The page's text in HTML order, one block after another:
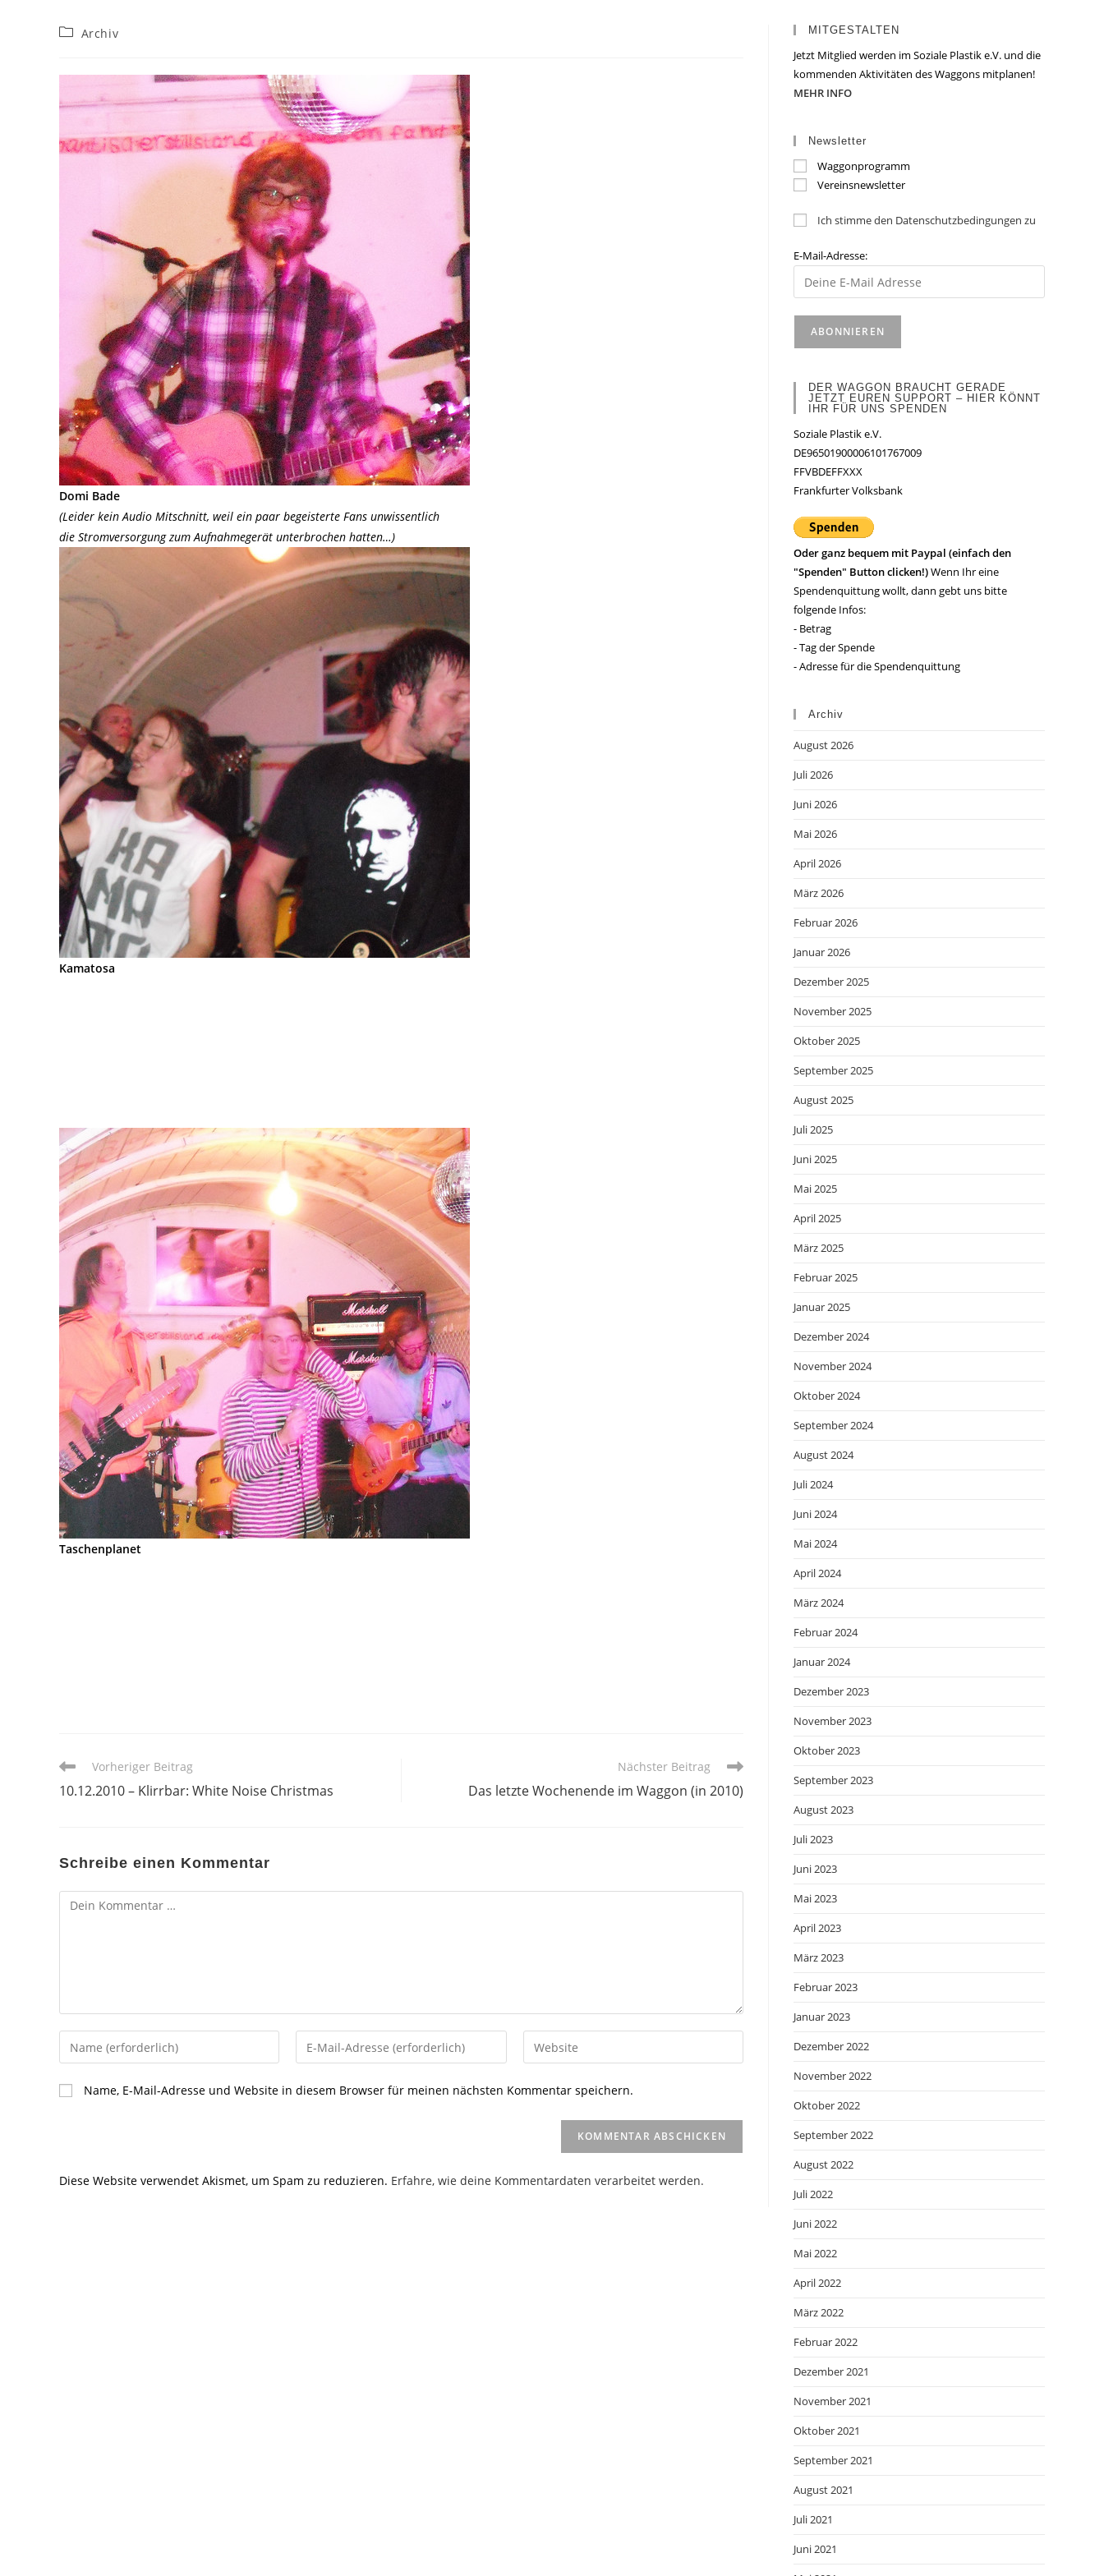
Beitrags-
Archiv
Domi Bade
(Leider kein Audio Mitschnitt, weil ein paar begeisterte Fans unwissentlich
die Stromversorgung zum Aufnahmegerät unterbrochen hatten…)
Kamatosa
Taschenplanet
Weitere
ansehen
Vorheriger Beitrag
10.12.2010 – Klirrbar: White Noise Christmas
Nächster Beitrag
Das letzte Wochenende im Waggon (in 2010)
Schreibe einen Kommentar
Kommentar
Gib
deinen
Namen
oder
ein
Gib
deine
ein
Gib
deine
Name, E-Mail-Adresse und Website in diesem Browser für meinen nächsten Kommentar speichern.
Diese Website verwendet Akismet, um Spam zu reduzieren. Erfahre, wie deine Kommentardaten verarbeitet werden.
MITGESTALTEN
Jetzt Mitglied werden im Soziale Plastik e.V. und die
kommenden Aktivitäten des Waggons mitplanen!
MEHR INFO
Newsletter
Waggonprogramm
Vereinsnewsletter
Ich stimme den Datenschutzbedingungen zu
E-Mail-Adresse:
DER WAGGON BRAUCHT GERADE
JETZT EUREN SUPPORT – HIER KÖNNT
IHR FÜR UNS SPENDEN
Soziale Plastik e.V.
DE96501900006101767009
FFVBDEFFXXX
Frankfurter Volksbank
Oder ganz bequem mit Paypal (einfach den
"Spenden" Button clicken!)Wenn Ihr eine
Spendenquittung wollt, dann gebt uns bitte
folgende Infos:
- Betrag
- Tag der Spende
- Adresse für die Spendenquittung
Archiv
August 2026
Juli 2026
Juni 2026
Mai 2026
April 2026
März 2026
Februar 2026
Januar 2026
Dezember 2025
November 2025
Oktober 2025
September 2025
August 2025
Juli 2025
Juni 2025
Mai 2025
April 2025
März 2025
Februar 2025
Januar 2025
Dezember 2024
November 2024
Oktober 2024
September 2024
August 2024
Juli 2024
Juni 2024
Mai 2024
April 2024
März 2024
Februar 2024
Januar 2024
Dezember 2023
November 2023
Oktober 2023
September 2023
August 2023
Juli 2023
Juni 2023
Mai 2023
April 2023
März 2023
Februar 2023
Januar 2023
Dezember 2022
November 2022
Oktober 2022
September 2022
August 2022
Juli 2022
Juni 2022
Mai 2022
April 2022
März 2022
Februar 2022
Dezember 2021
November 2021
Oktober 2021
September 2021
August 2021
Juli 2021
Juni 2021